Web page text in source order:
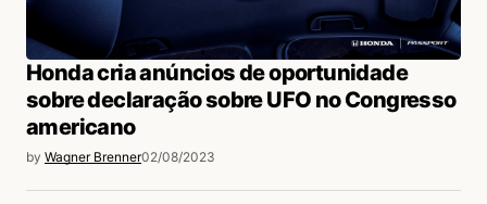
Honda cria anúncios de oportunidade
sobre declaração sobre UFO no Congresso
americano
by Wagner Brenner02/08/2023